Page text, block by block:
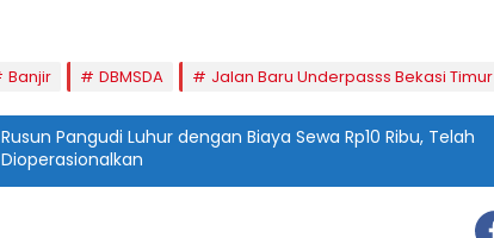
Banjir DBMSDA Jalan Baru Underpasss Bekasi Timur
Rusun Pangudi Luhur dengan Biaya Sewa Rp10 Ribu, Telah
Dioperasionalkan